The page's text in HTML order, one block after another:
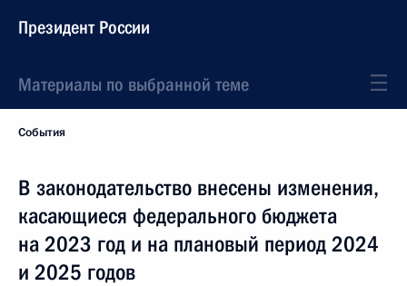
Президент России
Материалы по выбранной теме
События
В законодательство внесены изменения,
касающиеся федерального бюджета
на 2023 год и на плановый период 2024
и 2025 годов